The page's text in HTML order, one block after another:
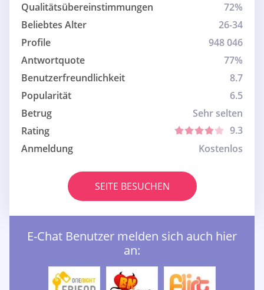
Qualitätsübereinstimmungen
72%
Beliebtes Alter
26-34
Profile
948 046
Antwortquote
77%
Benutzerfreundlichkeit
8.7
Popularität
6.5
Betrug
Sehr selten
Rating
9.3
Anmeldung
Kostenlos
SEITE BESUCHEN
E-Chat Benutzer melden sich auch hier
an: